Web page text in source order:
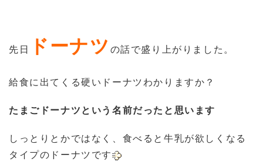
先日 ドーナツ の話で盛り上がりました。
給食に出てくる硬いドーナツわかりますか？
たまごドーナツという名前だったと思います
しっとりとかではなく、食べると牛乳が欲しくなる
タイプのドーナツです